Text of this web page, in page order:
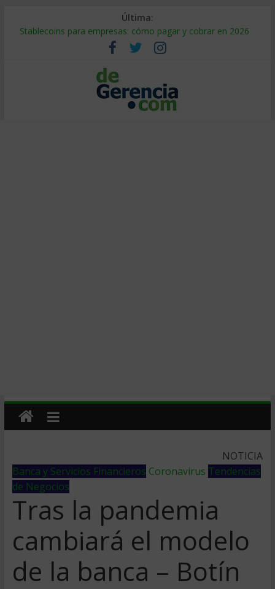
Última:
Stablecoins para empresas: cómo pagar y cobrar en 2026
Despido silencioso: qué es y por qué sale tan caro
IA en selección de personal: cómo auditarla a tiempo
Trabajo forzoso en la cadena de suministro: qué hacer
Mercado hispano de EE. UU.: cómo segmentarlo y venderle
NOTICIA
Banca y Servicios Financieros Coronavirus Tendencias
de Negocios
Tras la pandemia
cambiará el modelo
de la banca – Botín